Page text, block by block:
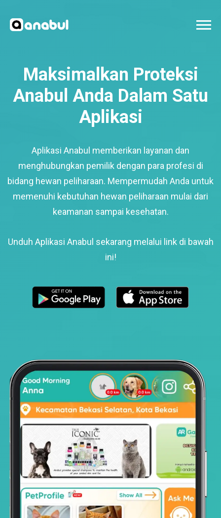
Maksimalkan Proteksi
Anabul Anda Dalam Satu
Aplikasi
Aplikasi Anabul memberikan layanan dan
menghubungkan pemilik dengan para profesi di
bidang hewan peliharaan. Mempermudah Anda untuk
memenuhi kebutuhan hewan peliharaan mulai dari
keamanan sampai kesehatan.
Unduh Aplikasi Anabul sekarang melalui link di bawah
ini!